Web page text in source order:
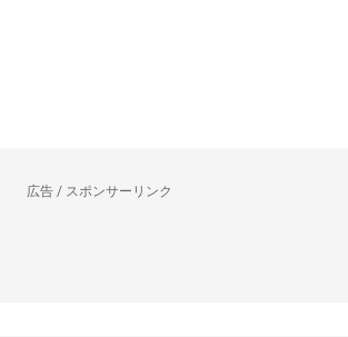
広告 / スポンサーリンク